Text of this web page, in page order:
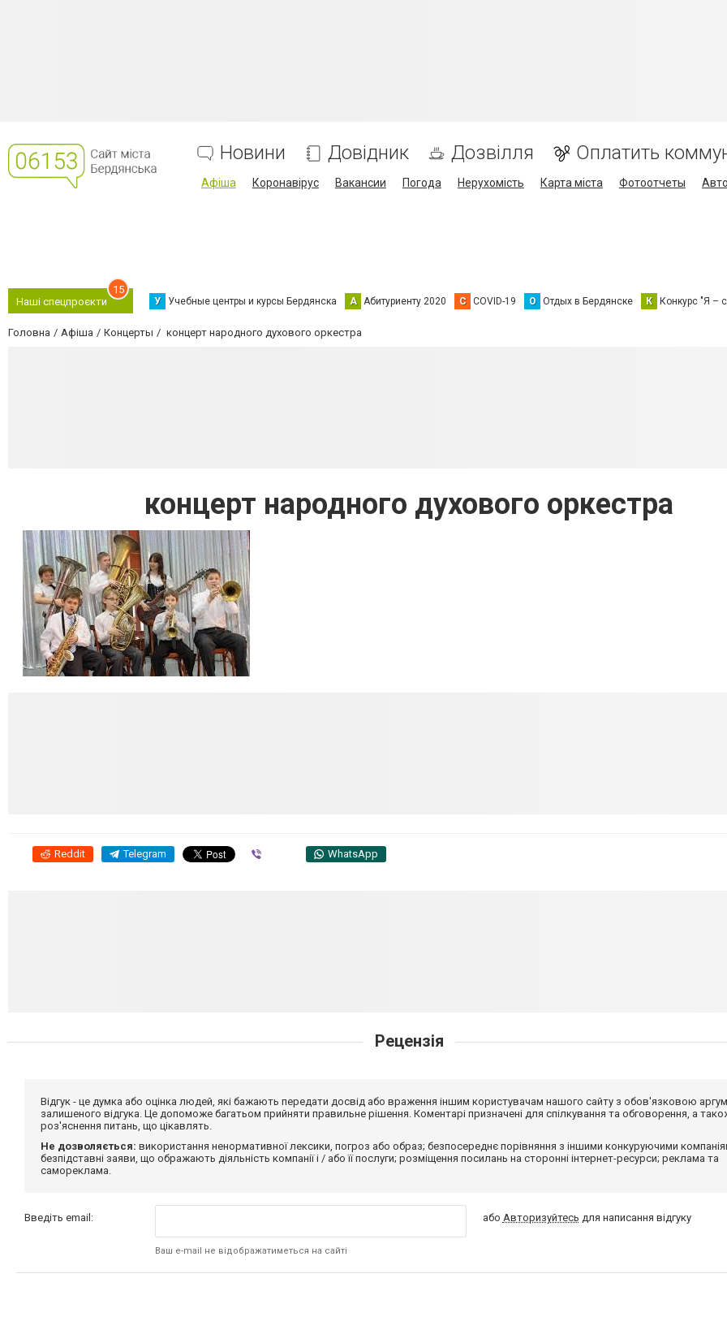
Новини Довідник Дозвілля Оплатить
Афіша Коронавірус Вакансии Погода Нерухомість Карта міста Фотоотчеты Авто
Наші спецпроєкти
15
У Учебные центры и курсы Бердянска А Абитуриенту 2020 C COVID-19 О Отдых в Бердянске К Конкурс "Я –
Головна Афіша Концерты концерт народного духового оркестра
концерт народного духового оркестра
Reddit Telegram WhatsApp
Рецензія
Відгук - це думка або оцінка людей, які бажають передати досвід або враження іншим користувачам нашого сайту з обов'язковою
залишеного відгука. Це допоможе багатьом прийняти правильне рішення. Коментарі призначені для спілкування та обговорення, а
роз'яснення питань, що цікавлять.
Не дозволяється: використання ненормативної лексики, погроз або образ; безпосереднє порівняння з іншими конкуруючими
безпідставні заяви, що ображають діяльність компанії і / або її послуги; розміщення посилань на сторонні інтернет-ресурси; реклама та
самореклама.
Введіть email:
Ваш e-mail не відображатиметься на сайті
або Авторизуйтесь для написання відгуку